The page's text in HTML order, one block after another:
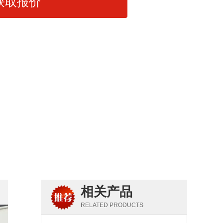
取报价
相关产品
RELATED PRODUCTS